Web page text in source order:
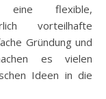
flexible,
vorteilhafte
Gründung und
es vielen
Ideen in die